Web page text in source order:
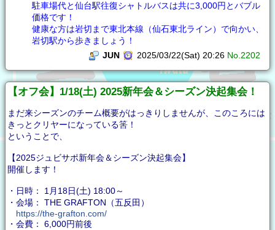
駐車場代と仙台駅往復シャトルバスは共に3,000円とバブル
価格です！
健康な方は岩切まで東北本線（仙石東北ライン）で向かい、
岩切駅から歩きましょう！
JUN
2025/03/22(Sat) 20:26 No.2202
【オフ会】1/18(土) 2025新年会＆シーズン決起集会！
まだ来シーズンのチーム概要がはっきりしませんが、このころには
きっとクリヤーになっている筈！
ということで、
【2025ジュビサポ新年会＆シーズン決起集会】
開催します！
・日時： 1月18日(土) 18:00～
・会場： THE GRAFTON（五反田）
https://the-grafton.com/
・会費： 6,000円前後